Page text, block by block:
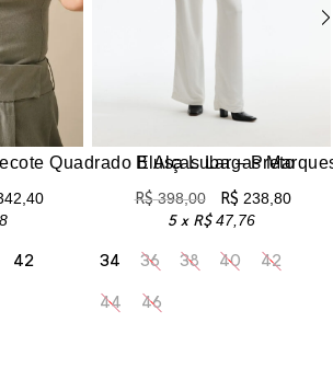
Quadrado E Alças Largas
42
Blusa Luba – Preto
R$398,00 R$ 238,80
5 x R$47,76
34 36 38 40 42
44 46